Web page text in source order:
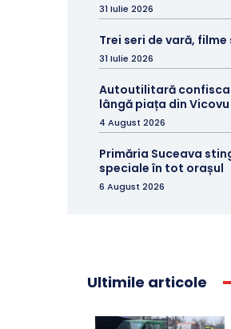
31 Iulie 2026
Trei seri de vară,
31 Iulie 2026
Autoutilitară
lângă piața din Vicovu
4 August 2026
Primăria Suceava
speciale în tot orașul
6 August 2026
Ultimile articole